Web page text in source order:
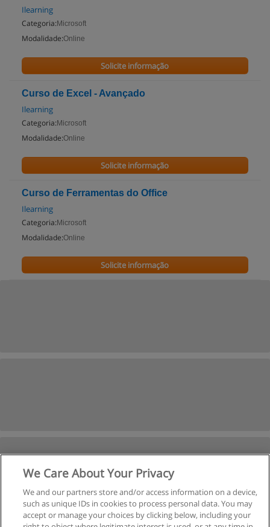
Ilearning
Categoria: Microsoft
Modalidade:Online
Solicite informação
Curso de Excel - Avançado
Ilearning
Categoria: Microsoft
Modalidade:Online
Solicite informação
Curso de Ferramentas do Office
Ilearning
Categoria: Microsoft
Modalidade:Online
Solicite informação
We Care About Your Privacy
We and our partners store and/or access information on a device,
such as unique IDs in cookies to process personal data. You may
accept or manage your choices by clicking below, including your